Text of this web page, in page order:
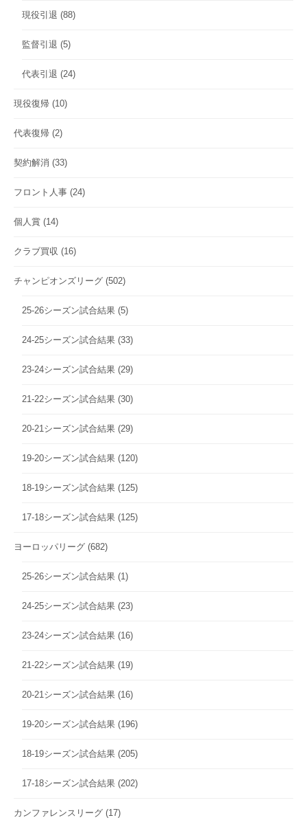
現役引退 (88)
監督引退 (5)
代表引退 (24)
現役復帰 (10)
代表復帰 (2)
契約解消 (33)
フロント人事 (24)
個人賞 (14)
クラブ買収 (16)
チャンピオンズリーグ (502)
25-26シーズン試合結果 (5)
24-25シーズン試合結果 (33)
23-24シーズン試合結果 (29)
21-22シーズン試合結果 (30)
20-21シーズン試合結果 (29)
19-20シーズン試合結果 (120)
18-19シーズン試合結果 (125)
17-18シーズン試合結果 (125)
ヨーロッパリーグ (682)
25-26シーズン試合結果 (1)
24-25シーズン試合結果 (23)
23-24シーズン試合結果 (16)
21-22シーズン試合結果 (19)
20-21シーズン試合結果 (16)
19-20シーズン試合結果 (196)
18-19シーズン試合結果 (205)
17-18シーズン試合結果 (202)
カンファレンスリーグ (17)